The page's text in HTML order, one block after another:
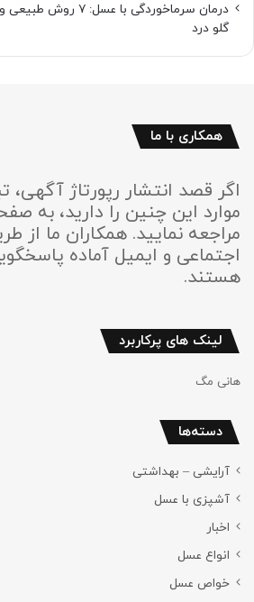
درمان سرماخوردگی با
گلو درد
همکاری با ما
اگر قصد انتشار رپورتاژ آگهی،
موارد این چنین را دارید، به
مراجعه نمایید. همکاران ما از
اجتماعی و ایمیل آماده
هستند.
لینک های پرکاربرد
هانی مگ
دسته‌ها
آرایشی – بهداشتی
آشپزی با عسل
اخبار
انواع عسل
خواص عسل